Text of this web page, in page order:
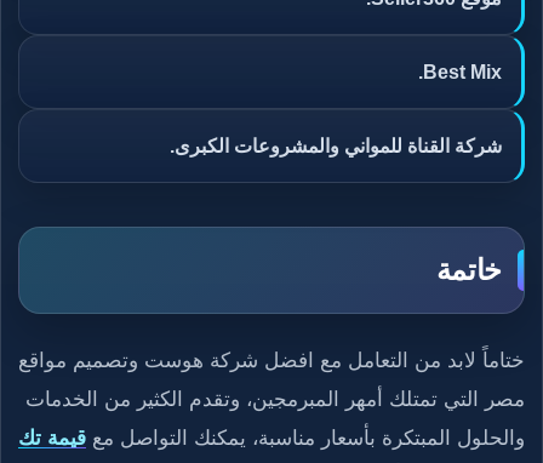
Best Mix.
شركة القناة للمواني والمشروعات الكبرى.
خاتمة
ختاماً لابد من التعامل مع افضل شركة هوست وتصميم مواقع
مصر التي تمتلك أمهر المبرمجين، وتقدم الكثير من الخدمات
والحلول المبتكرة بأسعار مناسبة، يمكنك التواصل مع قيمة تك